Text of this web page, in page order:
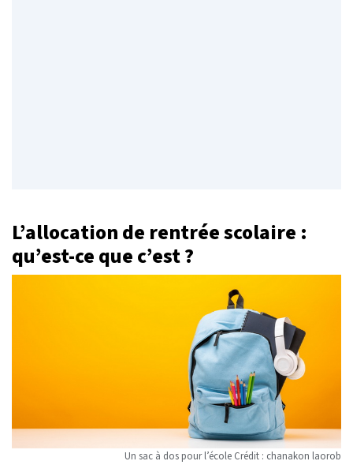
L’allocation de rentrée scolaire :
qu’est-ce que c’est ?
Un sac à dos pour l’école Crédit : chanakon laorob